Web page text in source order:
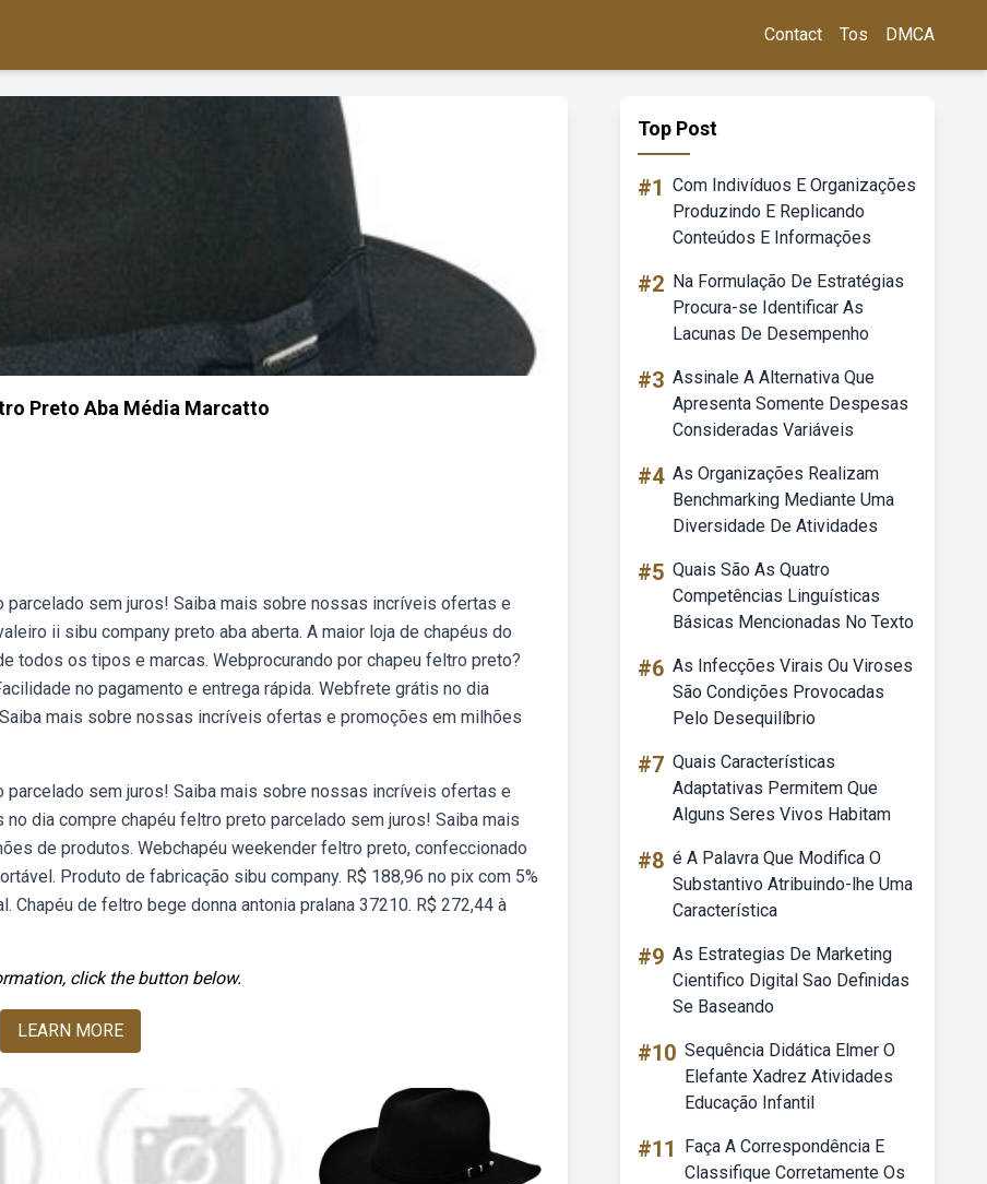
Contact Tos DMCA
Preto Aba Média Marcatto
sem juros! Saiba mais sobre nossas incríveis ofertas e
ii sibu company preto aba aberta. A maior loja de chapéus do
todos os tipos e marcas. Webprocurando por chapeu feltro preto?
no pagamento e entrega rápida. Webfrete grátis no dia
mais sobre nossas incríveis ofertas e promoções em milhões
sem juros! Saiba mais sobre nossas incríveis ofertas e
dia compre chapéu feltro preto parcelado sem juros! Saiba mais
de produtos. Webchapéu weekender feltro preto, confeccionado
Produto de fabricação sibu company. R$ 188,96 no pix com 5%
de feltro bege donna antonia pralana 37210. R$ 272,44 à
click the button below.
LEARN MORE
Top Post
#1 Com Indivíduos E Organizações
Produzindo E Replicando
Conteúdos E Informações
#2 Na Formulação De Estratégias
Procura-se Identificar As
Lacunas De Desempenho
#3 Assinale A Alternativa Que
Apresenta Somente Despesas
Consideradas Variáveis
#4 As Organizações Realizam
Benchmarking Mediante Uma
Diversidade De Atividades
#5 Quais São As Quatro
Competências Linguísticas
Básicas Mencionadas No Texto
#6 As Infecções Virais Ou Viroses
São Condições Provocadas
Pelo Desequilíbrio
#7 Quais Características
Adaptativas Permitem Que
Alguns Seres Vivos Habitam
#8 é A Palavra Que Modifica O
Substantivo Atribuindo-lhe Uma
Característica
#9 As Estrategias De Marketing
Cientifico Digital Sao Definidas
Se Baseando
#10 Sequência Didática Elmer O
Elefante Xadrez Atividades
Educação Infantil
#11
Faça A Correspondência E
Classifique Corretamente Os